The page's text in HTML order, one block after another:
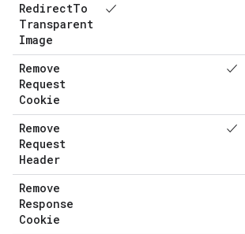
RedirectTo
Transparent
Image
✓
Remove
Request
Cookie
✓
Remove
Request
Header
✓
Remove
Response
Cookie